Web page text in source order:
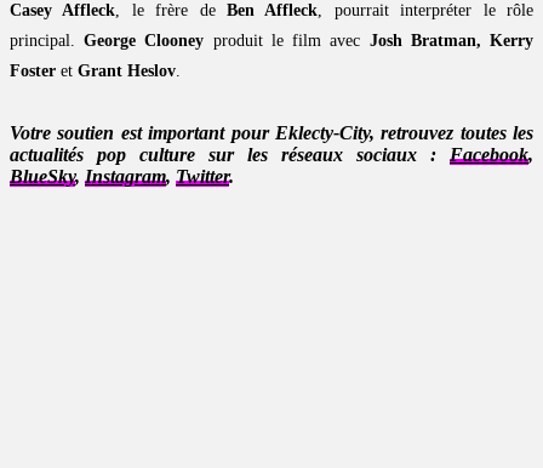
Casey Affleck, le frère deBen Affleck, pourrait interpréter le rôle
principal.George Clooney produit le film avec Josh Bratman, Kerry
Foster et Grant Heslov.
Votre soutien est important pour Eklecty-City, retrouvez toutes les
actualités pop culture sur les réseaux sociaux : Facebook,
BlueSky, Instagram, Twitter.